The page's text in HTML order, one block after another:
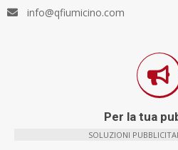
info@qfiumicino.com
Per la tua
SOLUZIONI